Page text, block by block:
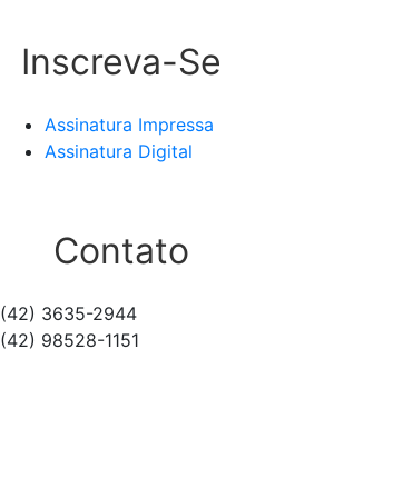
Inscreva-Se
Assinatura Impressa
Assinatura Digital
Contato
(42) 3635-2944
(42) 98528-1151